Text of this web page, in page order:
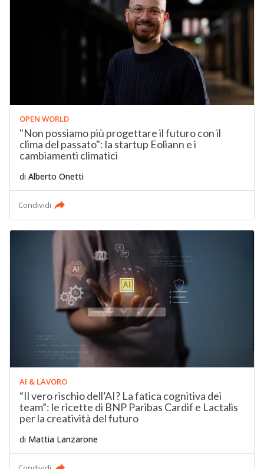
OPEN WORLD
"Non possiamo più progettare il futuro con il
clima del passato": la startup Eoliann e i
cambiamenti climatici
di Alberto Onetti
Condividi
AI & LAVORO
“Il vero rischio dell’AI? La fatica cognitiva dei
team”: le ricette di BNP Paribas Cardif e Lactalis
per la creatività del futuro
di Mattia Lanzarone